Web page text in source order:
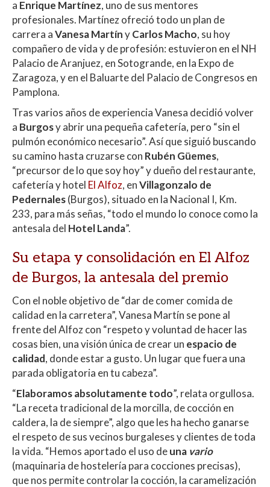
a Enrique Martínez, uno de sus mentores
profesionales. Martínez ofreció todo un plan de
carrera aVanesa MartínyCarlos Macho, su hoy
compañero de vida y de profesión: estuvieron en el NH
Palacio de Aranjuez, en Sotogrande, en la Expo de
Zaragoza, y en el Baluarte del Palacio de Congresos en
Pamplona.
Tras varios años de experiencia Vanesa decidió volver
a Burgosy abrir una pequeña cafetería, pero “sin el
pulmón económico necesario”. Así que siguió buscando
su camino hasta cruzarse con Rubén Güemes,
“precursor de lo que soy hoy” y dueño del restaurante,
cafetería y hotel El Alfoz, enVillagonzalo de
Pedernales(Burgos), situado en la Nacional I, Km.
233, para más señas, “todo el mundo lo conoce como la
antesala del Hotel Landa”.
Su etapa y consolidación en El Alfoz
de Burgos, la antesala del premio
Con el noble objetivo de “dar de comer comida de
calidad en la carretera”, Vanesa Martín se pone al
frente del Alfoz con “respeto y voluntad de hacer las
cosas bien, una visión única de crear un espacio de
calidad, donde estar a gusto. Un lugar que fuera una
parada obligatoria en tu cabeza”.
“Elaboramos absolutamente todo”, relata orgullosa.
“La receta tradicional de la morcilla, de cocción en
caldera, la de siempre”, algo que les ha hecho ganarse
el respeto de sus vecinos burgaleses y clientes de toda
la vida. “Hemos aportado el uso deuna vario
(maquinaria de hostelería para cocciones precisas),
que nos permite controlar la cocción, la caramelización